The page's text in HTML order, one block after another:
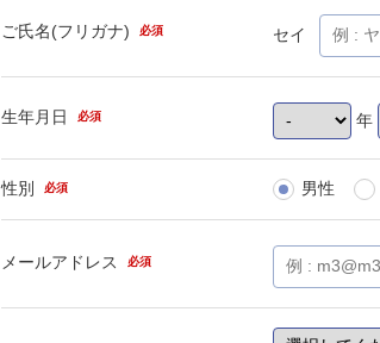
ご氏名(フリガナ) 必須 セイ
生年月日 必須 年
性別 必須 男性
メールアドレス 必須